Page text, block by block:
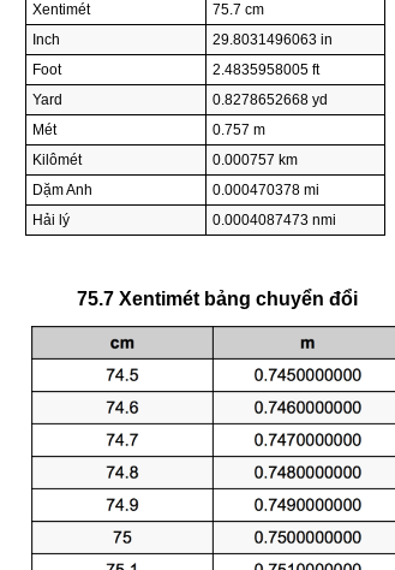
Xentimét
75.7 cm
Inch
29.8031496063 in
Foot
2.4835958005 ft
Yard
0.8278652668 yd
Mét
0.757 m
Kilômét
0.000757 km
Dặm Anh
0.000470378 mi
Hải lý
0.0004087473 nmi
75.7 Xentimét bảng chuyển đổi